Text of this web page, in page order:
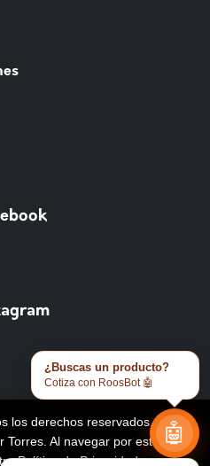
los derechos reservados.
Torres. Al navegar por este
Política de Privacidad y
¿Buscas un producto?
Cotiza con RoosBot 🤖
🤖